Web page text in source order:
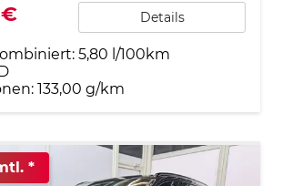
€ Details
5,80 l/100km
133,00 g/km